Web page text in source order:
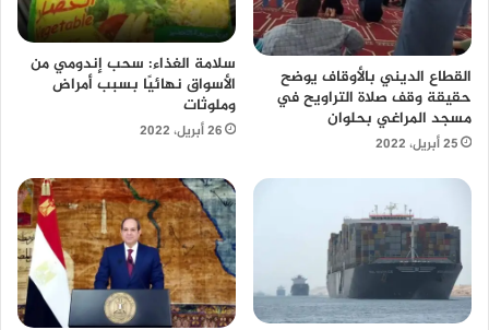
القطاع الديني بالأوقاف يوضح
حقيقة وقف صلاة التراويح في
مسجد المراغي بحلوان
25 أبريل، 2022
سلامة الغذاء: سحب إندومي من
الأسواق نهائيًا بسبب أمراض
وملوثات
26 أبريل، 2022